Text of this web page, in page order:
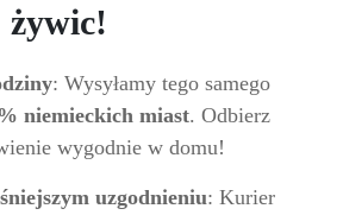
żywic!
: Wysyłamy tego samego
niemieckich miast. Odbierz
wygodnie w domu!
uzgodnieniu: Kurier